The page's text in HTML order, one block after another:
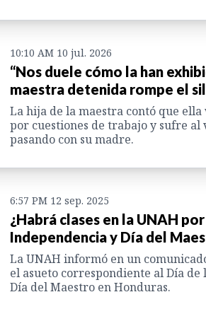
10:10 AM 10 jul. 2026
“Nos duele cómo la han
maestra detenida rompe el
La hija de la maestra contó que
por cuestiones de trabajo y sufre al
pasando con su madre.
6:57 PM 12 sep. 2025
¿Habrá clases en la UNAH
Independencia y Día del
La UNAH informó en un
el asueto correspondiente al Día
Día del Maestro en Honduras.